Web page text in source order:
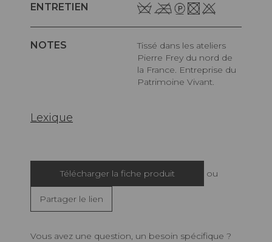
ENTRETIEN
NOTES
Tissé dans les ateliers
Pierre Frey du nord de
la France. Entreprise du
Patrimoine Vivant.
Lexique
Télécharger la fiche produit ou
Partager le lien
Vous avez une question, un besoin spécifique ?